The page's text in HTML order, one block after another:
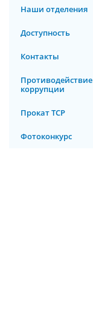
Наши отделения
Доступность
Контакты
Противодействие
коррупции
Прокат ТСР
Фотоконкурс